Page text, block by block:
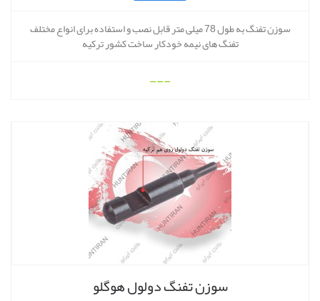
سوزن تفنگ به طول 78 میلی متر قابل نصب و استفاده برای انواع مختلف
تفنگ های نیمه خودکار ساخت کشور ترکیه
---
سوزن تفنگ دولول هوگلو